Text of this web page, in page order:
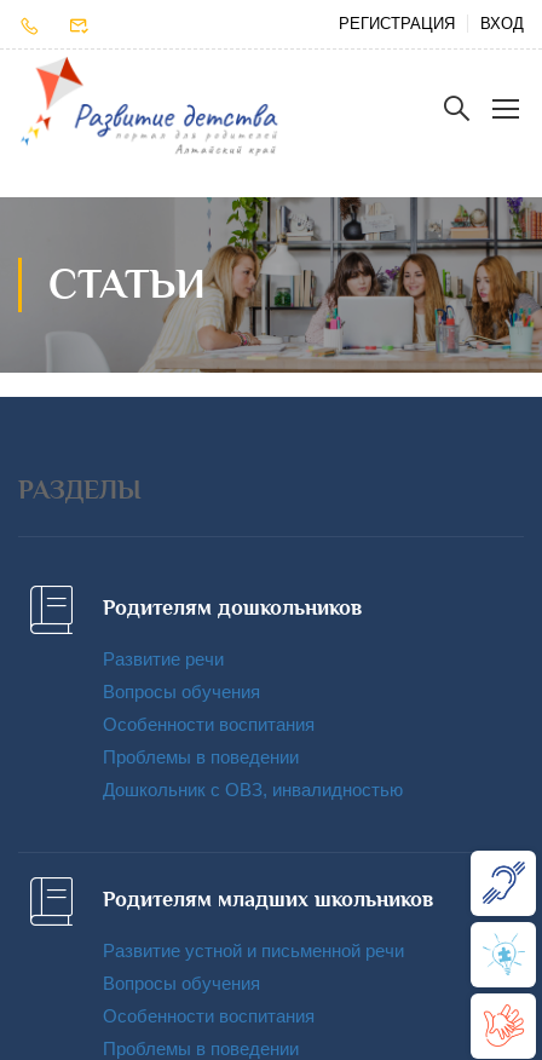
РЕГИСТРАЦИЯ ВХОД
СТАТЬИ
РАЗДЕЛЫ
Родителям дошкольников
Развитие речи
Вопросы обучения
Особенности воспитания
Проблемы в поведении
Дошкольник с ОВЗ, инвалидностью
Родителям младших школьников
Развитие устной и письменной речи
Вопросы обучения
Особенности воспитания
Проблемы в поведении